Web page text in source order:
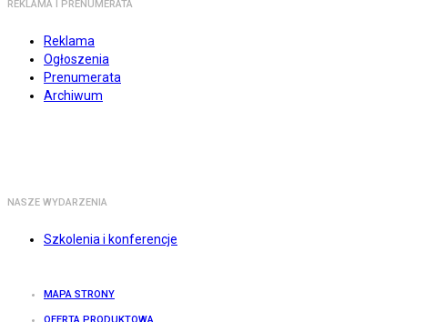
REKLAMA I PRENUMERATA
Reklama
Ogłoszenia
Prenumerata
Archiwum
NASZE WYDARZENIA
Szkolenia i konferencje
MAPA STRONY